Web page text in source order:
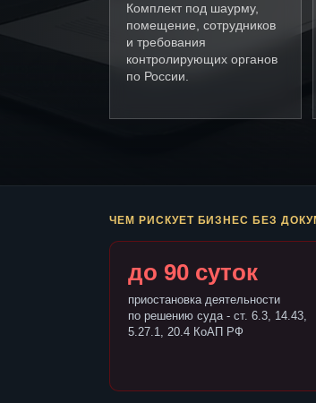
Комплект под шаурму,
помещение, сотрудников
и требования
контролирующих органов
по России.
ЧЕМ РИСКУЕТ БИЗНЕС БЕЗ
до 90 суток
приостановка деятельности
по решению суда - ст. 6.3, 14.43,
5.27.1, 20.4 КоАП РФ